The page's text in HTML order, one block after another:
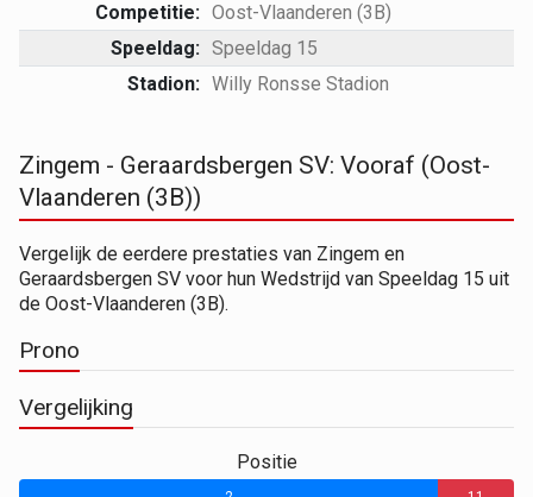
Competitie: Oost-Vlaanderen (3B)
Speeldag: Speeldag 15
Stadion: Willy Ronsse Stadion
Zingem - Geraardsbergen SV: Vooraf (Oost-
Vlaanderen (3B))
Vergelijk de eerdere prestaties van Zingem en
Geraardsbergen SV voor hun Wedstrijd van Speeldag 15 uit
de Oost-Vlaanderen (3B).
Prono
Vergelijking
Positie